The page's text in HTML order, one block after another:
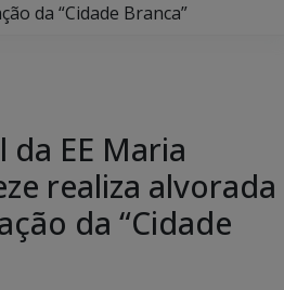
da “Cidade Branca”
EE Maria
realiza alvorada
da “Cidade